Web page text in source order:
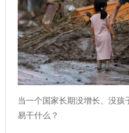
当一个国家长期没增长、没孩
易干什么？